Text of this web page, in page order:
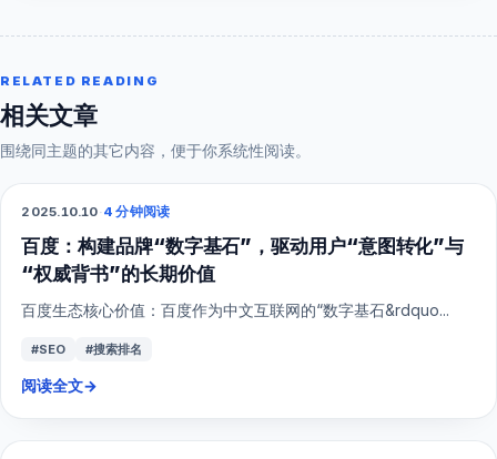
RELATED READING
相关文章
围绕同主题的其它内容，便于你系统性阅读。
SEO
2025.10.10·4 分钟阅读
百度：构建品牌“数字基石”，驱动用户“意图转化”与
“权威背书”的长期价值
百度生态核心价值：百度作为中文互联网的“数字基石&rdquo...
#SEO #搜索排名
阅读全文→